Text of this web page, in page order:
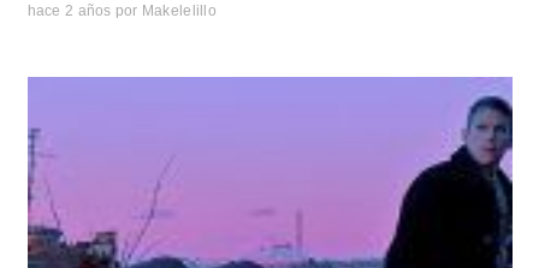
hace 2 años por Makelelillo